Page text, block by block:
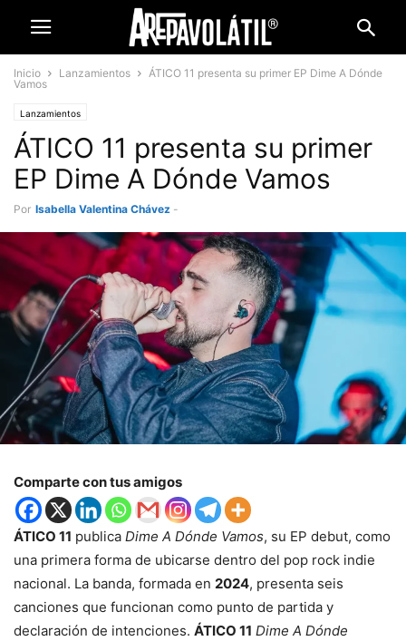
Inicio Lanzamientos
ÁTICO 11 presenta su primer EP Dime A Dónde
Vamos
Lanzamientos
ÁTICO 11 presenta su primer
EP Dime A Dónde Vamos
Por Isabella Valentina Chávez -
Comparte con tus amigos
ÁTICO 11 publica Dime A Dónde Vamos, su EP debut, como
una primera forma de ubicarse dentro del pop rock indie
nacional. La banda, formada en 2024, presenta seis
canciones que funcionan como punto de partida y
declaración de intenciones. ÁTICO 11 Dime A Dónde